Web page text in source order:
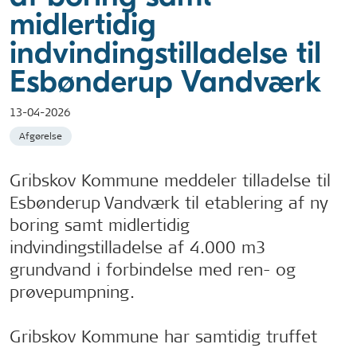
midlertidig
indvindingstilladelse til
Esbønderup Vandværk
13-04-2026
Afgørelse
Gribskov Kommune meddeler tilladelse til
Esbønderup Vandværk til etablering af ny
boring samt midlertidig
indvindingstilladelse af 4.000 m3
grundvand i forbindelse med ren- og
prøvepumpning.
Gribskov Kommune har samtidig truffet